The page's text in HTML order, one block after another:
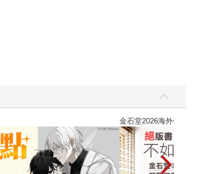
點〉第二波 金石堂2026海